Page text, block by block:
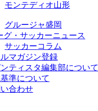
モンテディオ山形
グルージャ盛岡
グ・サッカーニュース
サッカーコラム
ルマガジン登録
ティスタ編集部について
準について
合わせ